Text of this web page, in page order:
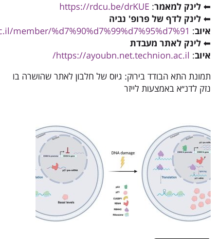
⬅ לינק למאמר:
https://rdcu.be/drKUE
⬅ לינק לדף של פרופ' נביה
איוב:
member/%d7%90%d7%99%d7%95%d7%91/
⬅ לינק לאתר מעבדת
איוב:
https://ayoubn.net.technion.ac.il/
תמונת התא הבודד בירוק: גיוס של חלבון לאתר שהושרה בו
נזק לדנ״א באמצעות לייזר